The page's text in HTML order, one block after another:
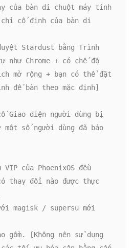
của bàn di chuột máy tính
cố định của bàn di
Stardust bằng Trình
Chrome + có chế độ
mở rộng + bạn có thể đặt
để bàn theo mặc định]
Giao diện người dùng bị
số người dùng đã báo
của PhoenixOS đều
thay đổi nào được thực
magisk / supersu mới
gồm. [Không nên sử dụng